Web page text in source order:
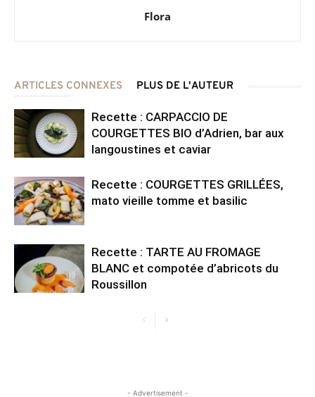
Flora
ARTICLES CONNEXES PLUS DE L'AUTEUR
Recette : CARPACCIO DE
COURGETTES BIO d’Adrien, bar aux
langoustines et caviar
Recette : COURGETTES GRILLÉES,
mato vieille tomme et basilic
Recette : TARTE AU FROMAGE
BLANC et compotée d’abricots du
Roussillon
- Advertisement -